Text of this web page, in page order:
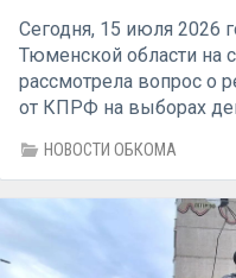
Сегодня, 15 июля 2026
Тюменской области на
рассмотрела вопрос о
от КПРФ на выборах
запросы в различные
достоверность
выявила нарушений в
единогласно приняла
Таким образом, КПРФ
НОВОСТИ ОБКОМА